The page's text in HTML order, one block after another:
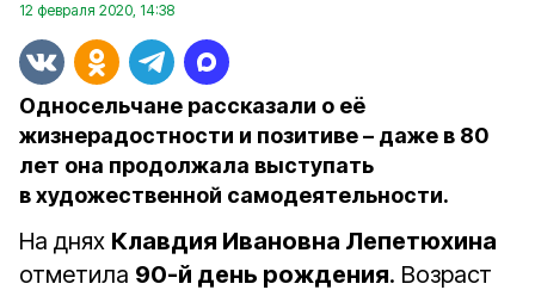
12 февраля 2020, 14:38
Односельчане рассказали о её
жизнерадостности и позитиве – даже в 80
лет она продолжала выступать
в художественной самодеятельности.
На днях Клавдия Ивановна Лепетюхина
отметила 90-й день рождения. Возраст